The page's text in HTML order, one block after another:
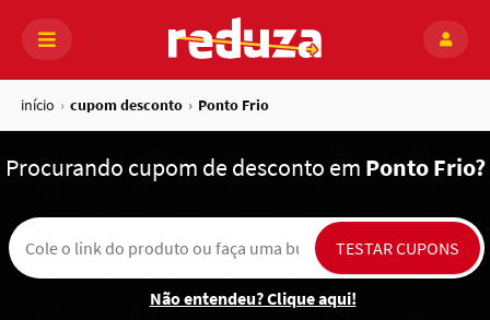
início cupom desconto Ponto Frio
Procurando cupom de desconto em Ponto Frio?
Não entendeu? Clique aqui!